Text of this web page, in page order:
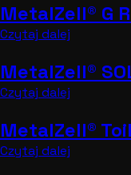
MetalZell® G
Czytaj dalej
MetalZell®
Czytaj dalej
MetalZell®
Czytaj dalej